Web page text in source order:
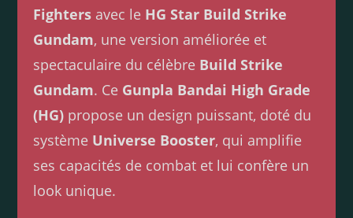
Fighters avec le HG Star Build Strike
Gundam, une version améliorée et
spectaculaire du célèbre Build Strike
Gundam. Ce Gunpla Bandai High Grade
(HG) propose un design puissant, doté du
système Universe Booster, qui amplifie
ses capacités de combat et lui confère un
look unique.